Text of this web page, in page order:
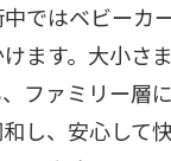
ではベビーカ
ます。大小さ
ファミリー層
し、安心して